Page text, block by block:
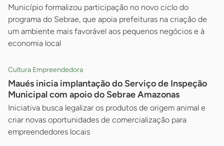
Município formalizou participação no novo ciclo do
programa do Sebrae, que apoia prefeituras na criação de
um ambiente mais favorável aos pequenos negócios e à
economia local
Cultura Empreendedora
Maués inicia implantação do Serviço de Inspeção
Municipal com apoio do Sebrae Amazonas
Iniciativa busca legalizar os produtos de origem animal e
criar novas oportunidades de comercialização para
empreendedores locais